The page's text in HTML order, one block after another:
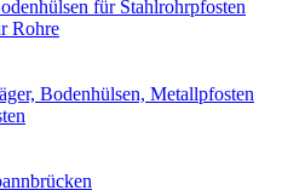
für Stahlrohrpfosten
Rohre
Bodenhülsen, Metallpfosten